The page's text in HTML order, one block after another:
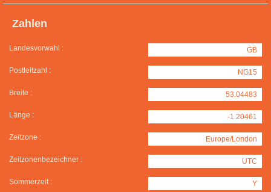
Zahlen
Landesvorwahl : GB
Postleitzahl : NG15
Breite : 53.04483
Länge : -1.20461
Zeitzone : Europe/London
Zeitzonenbezeichner : UTC
Sommerzeit : Y